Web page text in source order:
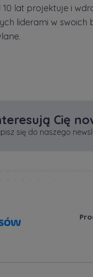
10 lat projektuje i
liderami w swoich
Cię
się do naszego